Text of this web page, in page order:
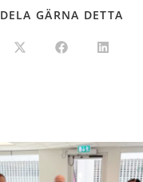
DELA GÄRNA DETTA